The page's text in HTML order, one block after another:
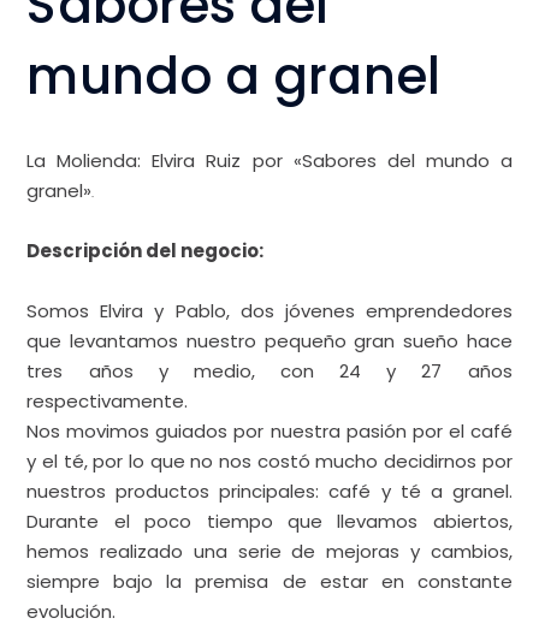
Somos Elvira y Pablo, dos jóvenes emprendedores
tres años y medio, con 24 y 27 años
y el té, por lo que no nos costó mucho decidirnos por
nuestros productos principales: café y té a granel.
hemos realizado una serie de mejoras y cambios,
evolución.
Para nuestro producto a granel, comenzamos
ofreciendo unas bolsas que se deterioraban
rápidamente con los usos, por lo que hace un año las
cambiamos por otras con cierre zip mucho mas
resistentes; así nuestros clientes pueden venir
infinitas veces a rellenarlas. También traen sus
propias latas y envases reutilizables.
Debido al crecimiento de nuestro negocio, en mayo